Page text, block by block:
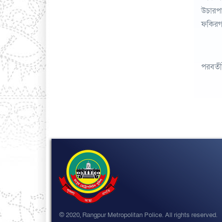
© 2020, Rangpur Metropolitan Police. All rights reserved.